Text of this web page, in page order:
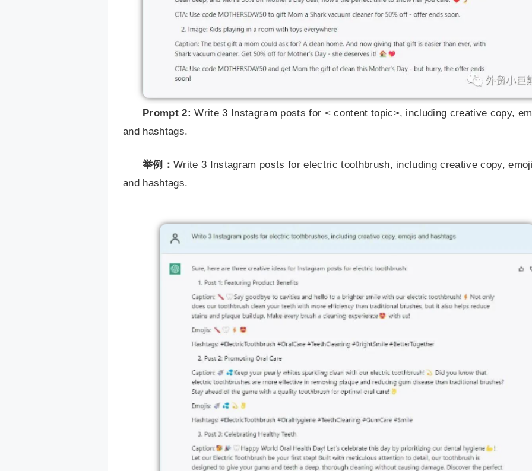
Prompt 2:Write 3 Instagram posts for < content topic>, including creative copy,
and hashtags.
举例： Write 3 Instagram posts for electric toothbrush, including creative copy,
and hashtags.